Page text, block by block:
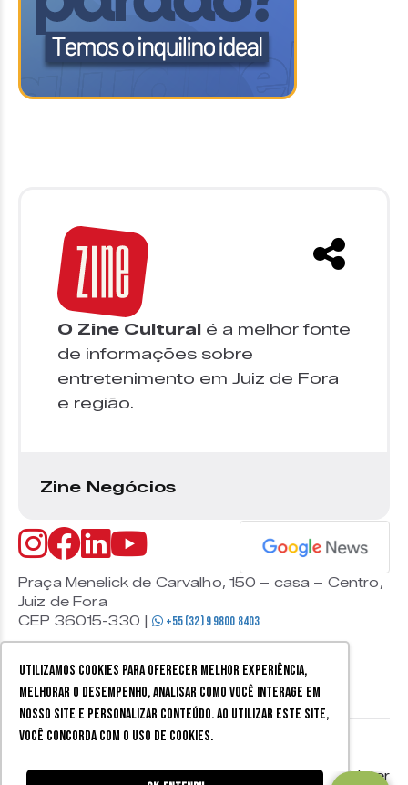
Utilizamos cookies para oferecer melhor experiência,
melhorar o desempenho, analisar como você interage em
nosso site e personalizar conteúdo. Ao utilizar este site,
você concorda com o uso de cookies.
O Zine Cultural é a melhor fonte
de informações sobre
entretenimento em Juiz de Fora
e região.
Zine Negócios
Praça Menelick de Carvalho, 150 – casa – Centro,
Juiz de Fora
CEP 36015-330 |
+55 (32) 9 9800 8403
Mobister